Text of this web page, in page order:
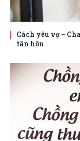
Cách yêu vợ –
tân hôn